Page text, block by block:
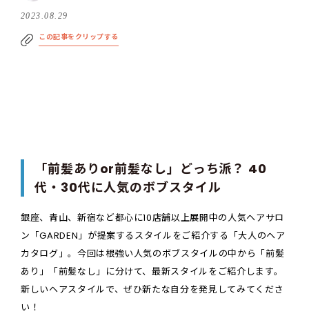
2023.08.29
この記事をクリップする
「前髪ありor前髪なし」どっち派？ 40
代・30代に人気のボブスタイル
銀座、青山、新宿など都心に10店舗以上展開中の人気ヘアサロ
ン「GARDEN」が提案するスタイルをご紹介する「大人のヘア
カタログ」。今回は根強い人気のボブスタイルの中から「前髪
あり」「前髪なし」に分けて、最新スタイルをご紹介します。
新しいヘアスタイルで、ぜひ新たな自分を発見してみてくださ
い！